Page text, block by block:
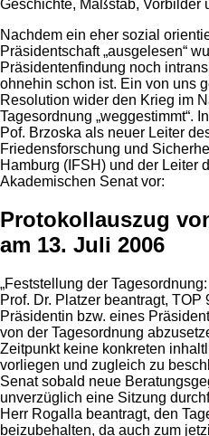
Geschichte, Maßstab, Vorbilder
Nachdem ein eher sozial
Präsidentschaft „ausgelesen“
Präsidentenfindung noch
ohnehin schon ist. Ein von uns
Resolution wider den Krieg im
Tagesordnung „weggestimmt“.
Pof. Brzoska als neuer Leiter
Friedensforschung und
Hamburg (IFSH) und der Leiter
Akademischen Senat vor:
Protokollauszug
am 13. Juli 2006
„Feststellung der Tagesordnung:
Prof. Dr. Platzer beantragt,
Präsidentin bzw. eines
von der Tagesordnung
Zeitpunkt keine konkreten
vorliegen und zugleich zu
Senat sobald neue
unverzüglich eine Sitzung
Herr Rogalla beantragt, den
beizubehalten, da auch zum